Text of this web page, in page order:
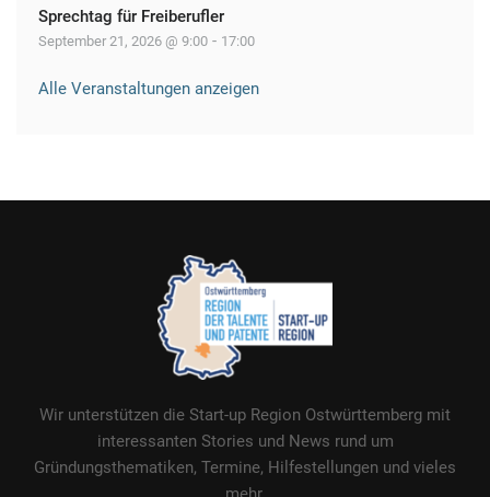
Sprechtag für Freiberufler
September 21, 2026 @ 9:00 - 17:00
Alle Veranstaltungen anzeigen
Wir unterstützen die Start-up Region Ostwürttemberg mit
interessanten Stories und News rund um
Gründungsthematiken, Termine, Hilfestellungen und vieles